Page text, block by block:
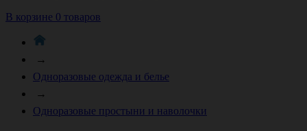
В корзине 0 товаров
→
Одноразовые одежда и белье
→
Одноразовые простыни и наволочки